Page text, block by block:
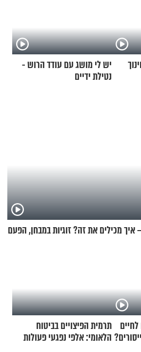
יש לי מושג עם עודד הרוש -
נטילת ידיים
איך מכילים את זה? זוגיות במבחן, הפעם
תרמית הפיצויים בביטוח
הלאומי: אלפי נפגעי פעולות